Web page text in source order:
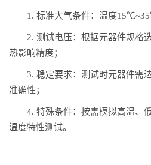
1. 标准大气条件：温度
2. 测试电压：根据元器件规格
热影响精度；
3. 稳定要求：测试时元器件需
准确性；
4. 特殊条件：按需模拟高温、
温度特性测试。